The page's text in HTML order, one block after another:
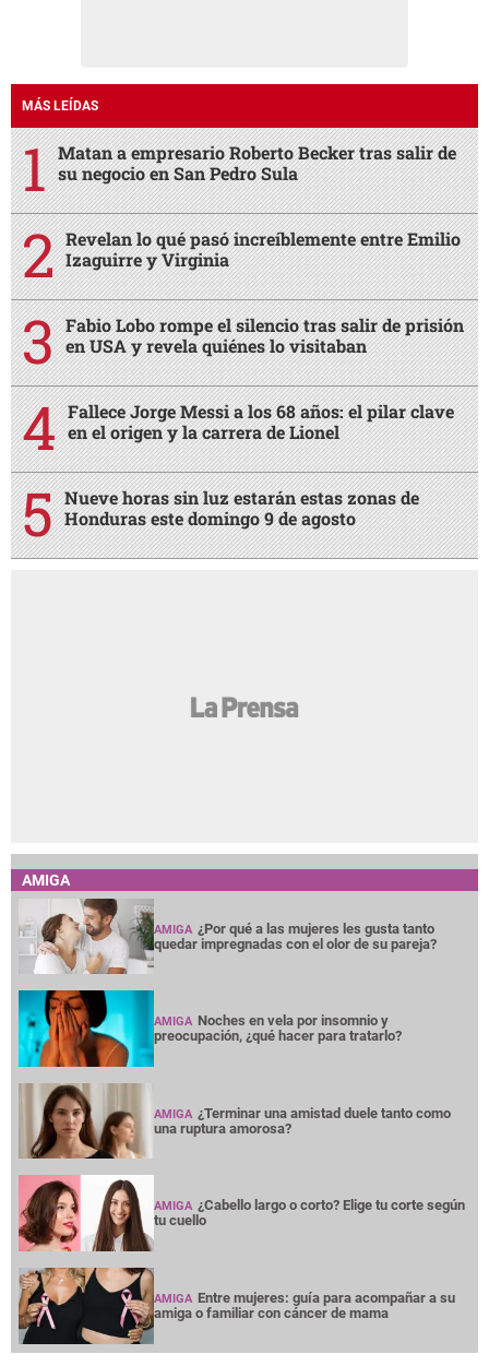
MÁS LEÍDAS
Matan a empresario Roberto Becker tras salir de
su negocio en San Pedro Sula
Revelan lo qué pasó increíblemente entre Emilio
Izaguirre y Virginia
Fabio Lobo rompe el silencio tras salir de prisión
en USA y revela quiénes lo visitaban
Fallece Jorge Messi a los 68 años: el pilar clave
en el origen y la carrera de Lionel
Nueve horas sin luz estarán estas zonas de
Honduras este domingo 9 de agosto
AMIGA
AMIGA ¿Por qué a las mujeres les gusta tanto
quedar impregnadas con el olor de su pareja?
AMIGA Noches en vela por insomnio y
preocupación, ¿qué hacer para tratarlo?
AMIGA ¿Terminar una amistad duele tanto como
una ruptura amorosa?
AMIGA ¿Cabello largo o corto? Elige tu corte según
tu cuello
AMIGA Entre mujeres: guía para acompañar a su
amiga o familiar con cáncer de mama